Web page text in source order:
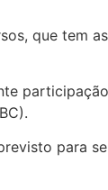
que tem
para